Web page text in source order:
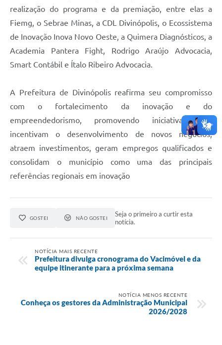
realização do programa e da premiação, entre elas a
Fiemg, o Sebrae Minas, a CDL Divinópolis, o Ecossistema
de Inovação Inova Novo Oeste, a Quimera Diagnósticos, a
Academia Pantera Fight, Rodrigo Araújo Advocacia,
Smart Contábil e Ítalo Ribeiro Advocacia.
A Prefeitura de Divinópolis reafirma seu compromisso
com o fortalecimento da inovação e do
empreendedorismo, promovendo iniciativas que
incentivam o desenvolvimento de novos negócios,
atraem investimentos, geram empregos qualificados e
consolidam o município como uma das principais
referências regionais em inovação
GOSTEI NÃO GOSTEI
Seja o primeiro a curtir esta
notícia.
NOTÍCIA MAIS RECENTE
Prefeitura divulga cronograma do Vacimóvel e da
equipe itinerante para a próxima semana
NOTÍCIA MENOS RECENTE
Conheça os gestores da Administração Municipal
2026/2028